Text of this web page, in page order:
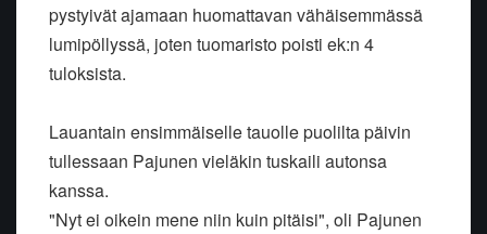
pystyivät ajamaan huomattavan vähäisemmässä
lumipöllyssä, joten tuomaristo poisti ek:n 4
tuloksista.
Lauantain ensimmäiselle tauolle puolilta päivin
tullessaan Pajunen vieläkin tuskaili autonsa
kanssa.
"Nyt ei oikein mene niin kuin pitäisi", oli Pajunen